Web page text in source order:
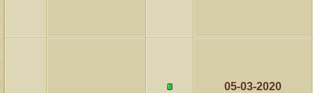
05-03-2020